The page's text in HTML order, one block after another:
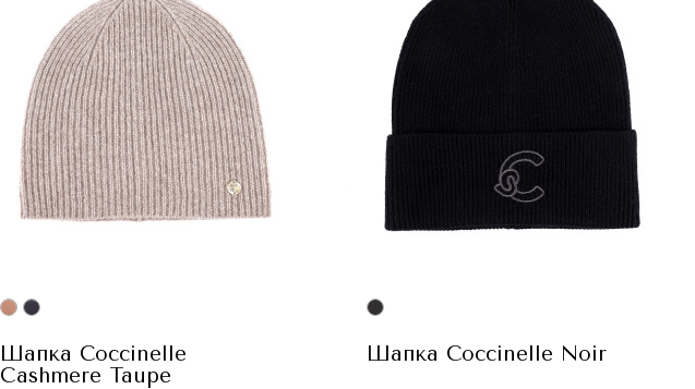
Шапка Coccinelle
Сashmere Taupe
Шапка Coccinelle Noir